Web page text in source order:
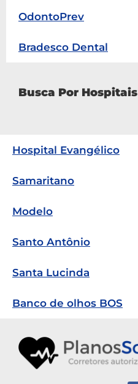
OdontoPrev
Bradesco Dental
Busca Por Hospitais
Hospital Evangélico
Samaritano
Modelo
Santo Antônio
Santa Lucinda
Banco de olhos BOS